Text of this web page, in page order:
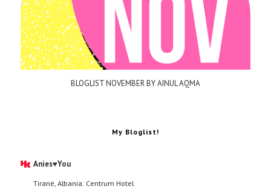
BLOGLIST NOVEMBER BY AINUL AQMA
My Bloglist!
Anies♥You
Tiranë, Albania: Centrum Hotel